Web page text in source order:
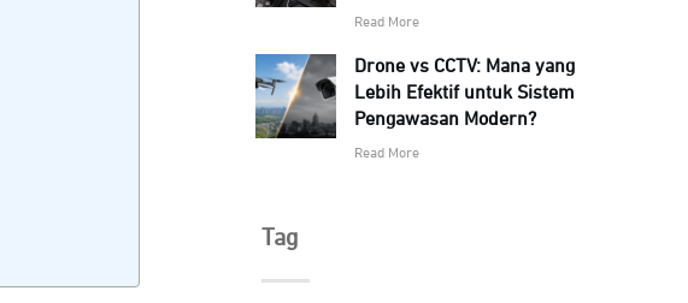
Read More
Drone vs CCTV: Mana yang
Lebih Efektif untuk Sistem
Pengawasan Modern?
Read More
Tag